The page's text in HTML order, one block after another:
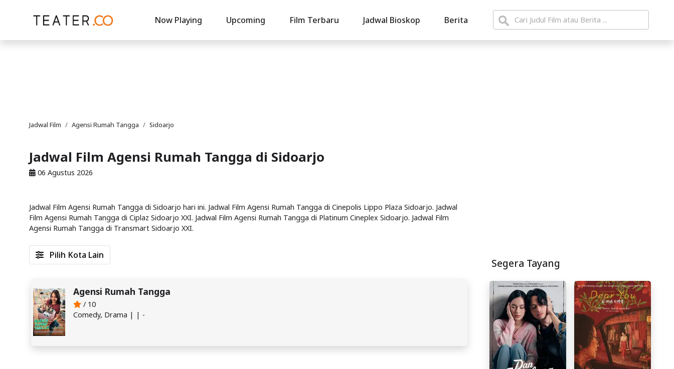
Now Playing Upcoming Film Terbaru Jadwal Bioskop Berita
Jadwal Film Agensi Rumah Tangga Sidoarjo
Jadwal Film Agensi Rumah Tangga di Sidoarjo
06 Agustus 2026
Jadwal Film Agensi Rumah Tangga di Sidoarjo hari ini. Jadwal Film Agensi Rumah Tangga di Cinepolis Lippo Plaza Sidoarjo. Jadwal
Film Agensi Rumah Tangga di Ciplaz Sidoarjo XXI. Jadwal Film Agensi Rumah Tangga di Platinum Cineplex Sidoarjo. Jadwal Film
Agensi Rumah Tangga di Transmart Sidoarjo XXI.
Agensi Rumah Tangga
/ 10
Comedy, Drama | | -
Pilih Kota Lain
Segera Tayang